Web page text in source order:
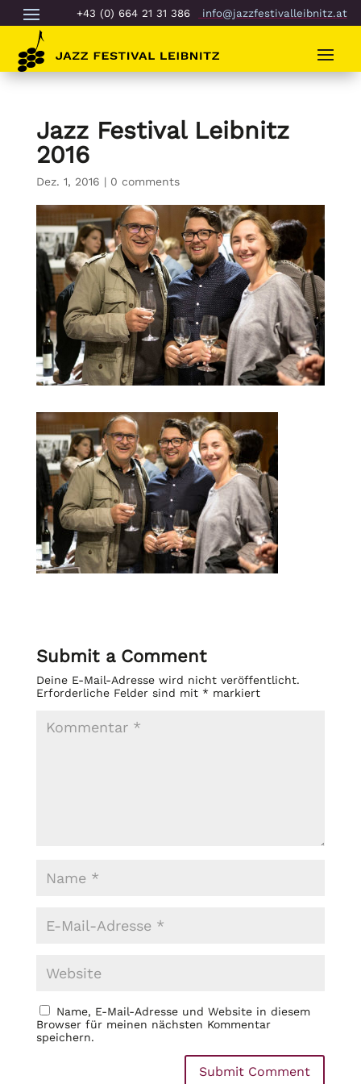
+43 (0) 664 21 31 386 info@jazzfestivalleibnitz.at
Jazz Festival Leibnitz
2016
Dez. 1, 2016 | 0 comments
Submit a Comment
Deine E-Mail-Adresse wird nicht veröffentlicht.
Erforderliche Felder sind mit *markiert
Name, E-Mail-Adresse und Website in diesem
Browser für meinen nächsten Kommentar
speichern.